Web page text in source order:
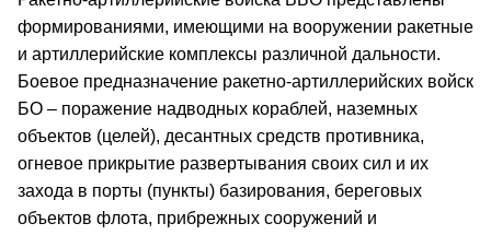
формированиями, имеющими на вооружении ракетные
и артиллерийские комплексы различной дальности.
Боевое предназначение ракетно-артиллерийских войск
БО – поражение надводных кораблей, наземных
объектов (целей), десантных средств противника,
огневое прикрытие развертывания своих сил и их
захода в порты (пункты) базирования, береговых
объектов флота, прибрежных сооружений и